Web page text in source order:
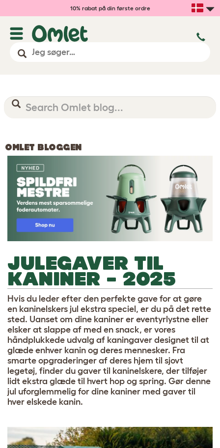
10% rabat på din første ordre
OMLET BLOGGEN
JULEGAVER TIL
KANINER – 2025
Hvis du leder efter den perfekte gave for at gøre
en kaninelskers jul ekstra speciel, er du på det rette
sted. Uanset om dine kaniner er eventyrlystne eller
elsker at slappe af med en snack, er vores
håndplukkede udvalg af kaningaver designet til at
glæde enhver kanin og deres mennesker. Fra
smarte opgraderinger af deres hjem til sjovt
legetøj, finder du gaver til kaninelskere, der tilføjer
lidt ekstra glæde til hvert hop og spring. Gør denne
jul uforglemmelig for dine kaniner med gaver til
hver elskede kanin.